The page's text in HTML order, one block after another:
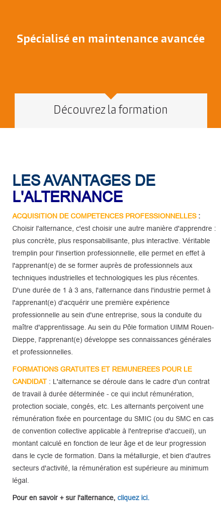
Spécialisé en maintenance avancée
Découvrez la formation
LES AVANTAGES DE
L'ALTERNANCE
ACQUISITION DE COMPETENCES PROFESSIONNELLES:
Choisir l'alternance, c'est choisir une autre manière d'apprendre :
plus concrète, plus responsabilisante, plus interactive. Véritable
tremplin pour l'insertion professionnelle, elle permet en effet à
l'apprenant(e) de se former auprès de professionnels aux
techniques industrielles et technologiques les plus récentes.
D'une durée de 1 à 3 ans, l'alternance dans l'industrie permet à
l'apprenant(e) d'acquérir une première expérience
professionnelle au sein d'une entreprise, sous la conduite du
maître d'apprentissage. Au sein du Pôle formation UIMM Rouen-
Dieppe, l'apprenant(e) développe ses connaissances générales
et professionnelles.
FORMATIONS GRATUITES ET REMUNEREES POUR LE
CANDIDAT : L'alternance se déroule dans le cadre d'un contrat
de travail à durée déterminée - ce qui inclut rémunération,
protection sociale, congés, etc. Les alternants perçoivent une
rémunération fixée en pourcentage du SMIC (ou du SMC en cas
de convention collective applicable à l'entreprise d'accueil), un
montant calculé en fonction de leur âge et de leur progression
dans le cycle de formation. Dans la métallurgie, et bien d'autres
secteurs d'activité, la rémunération est supérieure au minimum
légal.
Pour en savoir + sur l'alternance, cliquez ici.